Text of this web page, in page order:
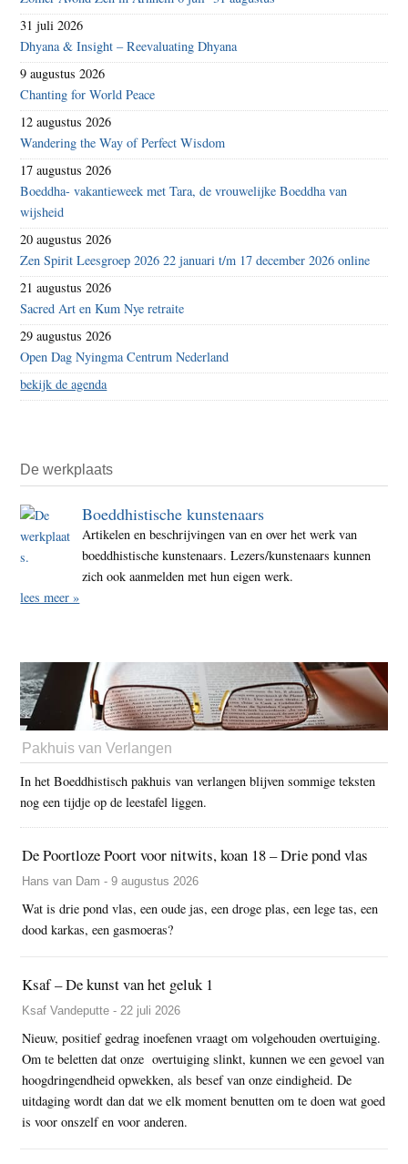
31 juli 2026
Dhyana & Insight – Reevaluating Dhyana
9 augustus 2026
Chanting for World Peace
12 augustus 2026
Wandering the Way of Perfect Wisdom
17 augustus 2026
Boeddha- vakantieweek met Tara, de vrouwelijke Boeddha van
wijsheid
20 augustus 2026
Zen Spirit Leesgroep 2026 22 januari t/m 17 december 2026 online
21 augustus 2026
Sacred Art en Kum Nye retraite
29 augustus 2026
Open Dag Nyingma Centrum Nederland
bekijk de agenda
De werkplaats
Boeddhistische kunstenaars
Artikelen en beschrijvingen van en over het werk van
boeddhistische kunstenaars. Lezers/kunstenaars kunnen
zich ook aanmelden met hun eigen werk.
lees meer »
Pakhuis van Verlangen
In het Boeddhistisch pakhuis van verlangen blijven sommige teksten
nog een tijdje op de leestafel liggen.
De Poortloze Poort voor nitwits, koan 18 – Drie pond vlas
Hans van Dam - 9 augustus 2026
Wat is drie pond vlas, een oude jas, een droge plas, een lege tas, een
dood karkas, een gasmoeras?
Ksaf – De kunst van het geluk 1
Ksaf Vandeputte - 22 juli 2026
Nieuw, positief gedrag inoefenen vraagt om volgehouden overtuiging.
Om te beletten dat onze overtuiging slinkt, kunnen we een gevoel van
hoogdringendheid opwekken, als besef van onze eindigheid. De
uitdaging wordt dan dat we elk moment benutten om te doen wat goed
is voor onszelf en voor anderen.